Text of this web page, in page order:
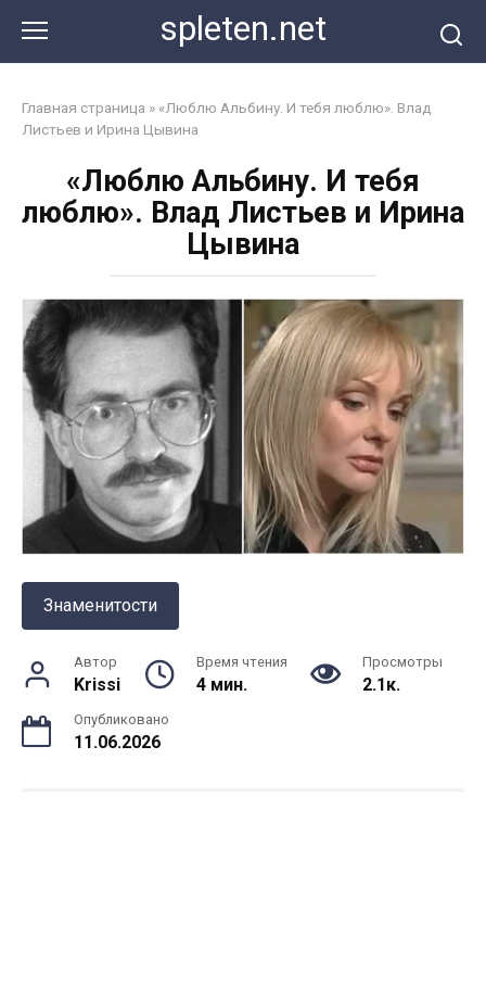
контенту
spleten.net
Главная страница » «Люблю Альбину. И тебя люблю». Влад
Листьев и Ирина Цывина
«Люблю Альбину. И тебя
люблю». Влад Листьев и Ирина
Цывина
Знаменитости
Автор
Krissi
Время чтения
4 мин.
Просмотры
2.1к.
Опубликовано
11.06.2026